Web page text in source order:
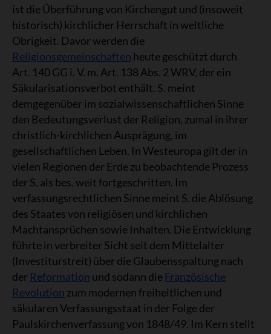
ist die Überführung von Kirchengut und (insoweit
historisch) kirchlicher Herrschaft in weltliche
Obrigkeit. Davor werden die
Religionsgemeinschaften heute geschützt durch
Art. 140 GG i. V. m. Art. 138 Abs. 2 WRV, der ein
Säkularisationsverbot enthält. S. meint
demgegenüber im sozialwissenschaftlichen Sinne
den Bedeutungsverlust der Religion, zumal in ihrer
christlich-kirchlichen Ausprägung, im
gesellschaftlichen Leben. In Westeuropa gilt der in
vielen Regionen der Erde zu beobachtende Prozess
der S. als bes. weit fortgeschritten. Im
verfassungsrechtlichen Sinne meint S. die Ablösung
des Staates von religiösen und kirchlichen
Machtansprüchen sowie Inhalten. Die Entwicklung
führte in verbreiter Sicht seit dem Mittelalter
(Investiturstreit) über die Glaubensspaltung nach
der Reformation und sodann die Französische
Revolution zum modernen freiheitlichen und
säkularen Verfassungsstaat in der Folge der
Paulskirchenverfassung von 1848/49. Im Kern stellt